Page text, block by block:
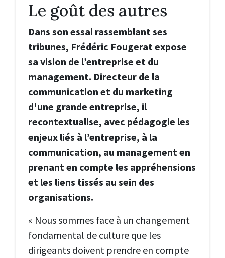
Le goût des autres
Dans son essai rassemblant ses
tribunes, Frédéric Fougerat expose
sa vision de l’entreprise et du
management. Directeur de la
communication et du marketing
d'une grande entreprise, il
recontextualise, avec pédagogie les
enjeux liés à l’entreprise, à la
communication, au management en
prenant en compte les appréhensions
et les liens tissés au sein des
organisations.
« Nous sommes face à un changement
fondamental de culture que les
dirigeants doivent prendre en compte